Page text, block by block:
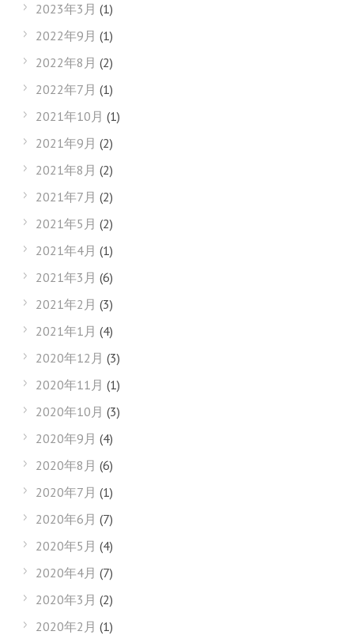
2023年3月 (1)
2022年9月 (1)
2022年8月 (2)
2022年7月 (1)
2021年10月 (1)
2021年9月 (2)
2021年8月 (2)
2021年7月 (2)
2021年5月 (2)
2021年4月 (1)
2021年3月 (6)
2021年2月 (3)
2021年1月 (4)
2020年12月 (3)
2020年11月 (1)
2020年10月 (3)
2020年9月 (4)
2020年8月 (6)
2020年7月 (1)
2020年6月 (7)
2020年5月 (4)
2020年4月 (7)
2020年3月 (2)
2020年2月 (1)